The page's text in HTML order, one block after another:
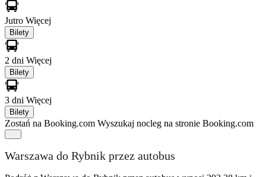
Jutro Więcej
Bilety
2 dni Więcej
Bilety
3 dni Więcej
Bilety
Zostań na Booking.com Wyszukaj nocleg na stronie Booking.com
Warszawa do Rybnik przez autobus